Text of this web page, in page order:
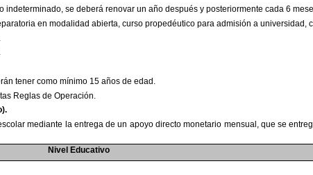
indeterminado, se deberá renovar un año después y posteriormente cada 6
en modalidad abierta, curso propedéutico para admisión a universidad,
tener como mínimo 15 años de edad.
Reglas de Operación.
mediante la entrega de un apoyo directo monetario mensual, que se
Nivel Educativo